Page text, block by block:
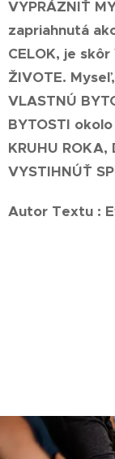
VYPRÁZNIŤ
zapriahnutá
CELOK, je skôr
ŽIVOTE.
VLASTNÚ
BYTOSTI
KRUHU ROKA,
VYSTIHNÚŤ
Autor Textu :